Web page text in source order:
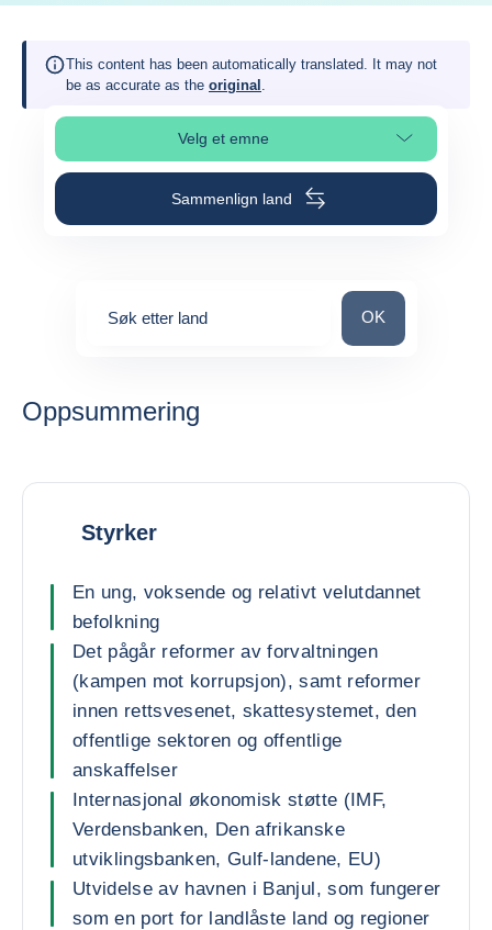
This content has been automatically translated. It may not
be as accurate as the original .
Velg et emneVelg avsnitt på siden
Sammenlign land
Søk etter land Søk etter land
OK
Oppsummering
Styrker
En ung, voksende og relativt velutdannet
befolkning
Det pågår reformer av forvaltningen
(kampen mot korrupsjon), samt reformer
innen rettsvesenet, skattesystemet, den
offentlige sektoren og offentlige
anskaffelser
Internasjonal økonomisk støtte (IMF,
Verdensbanken, Den afrikanske
utviklingsbanken, Gulf-landene, EU)
Utvidelse av havnen i Banjul, som fungerer
som en port for landlåste land og regioner